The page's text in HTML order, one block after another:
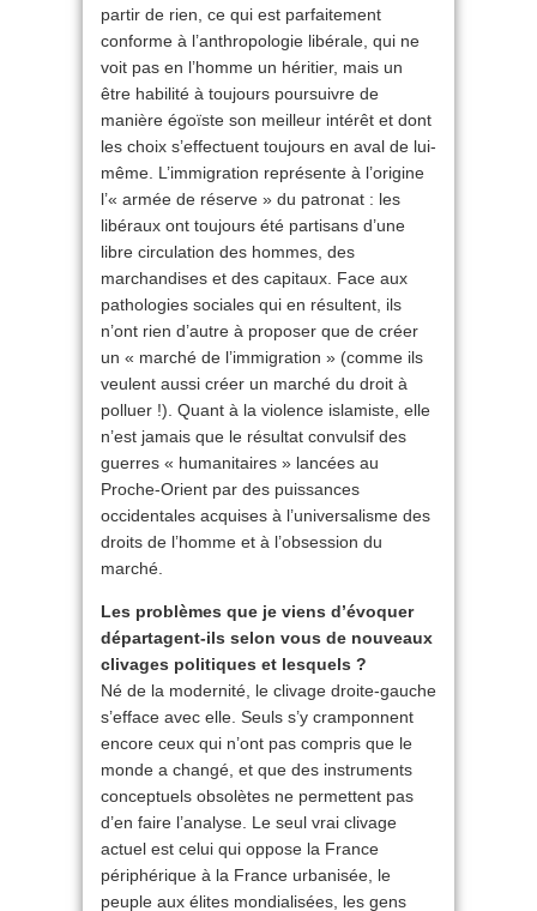
partir de rien, ce qui est parfaitement
conforme à l’anthropologie libérale, qui ne
voit pas en l’homme un héritier, mais un
être habilité à toujours poursuivre de
manière égoïste son meilleur intérêt et dont
les choix s’effectuent toujours en aval de lui-
même. L’immigration représente à l’origine
l’« armée de réserve » du patronat : les
libéraux ont toujours été partisans d’une
libre circulation des hommes, des
marchandises et des capitaux. Face aux
pathologies sociales qui en résultent, ils
n’ont rien d’autre à proposer que de créer
un « marché de l’immigration » (comme ils
veulent aussi créer un marché du droit à
polluer !). Quant à la violence islamiste, elle
n’est jamais que le résultat convulsif des
guerres « humanitaires » lancées au
Proche-Orient par des puissances
occidentales acquises à l’universalisme des
droits de l’homme et à l’obsession du
marché.
Les problèmes que je viens d’évoquer
départagent-ils selon vous de nouveaux
clivages politiques et lesquels ?
Né de la modernité, le clivage droite-gauche
s’efface avec elle. Seuls s’y cramponnent
encore ceux qui n’ont pas compris que le
monde a changé, et que des instruments
conceptuels obsolètes ne permettent pas
d’en faire l’analyse. Le seul vrai clivage
actuel est celui qui oppose la France
périphérique à la France urbanisée, le
peuple aux élites mondialisées, les gens